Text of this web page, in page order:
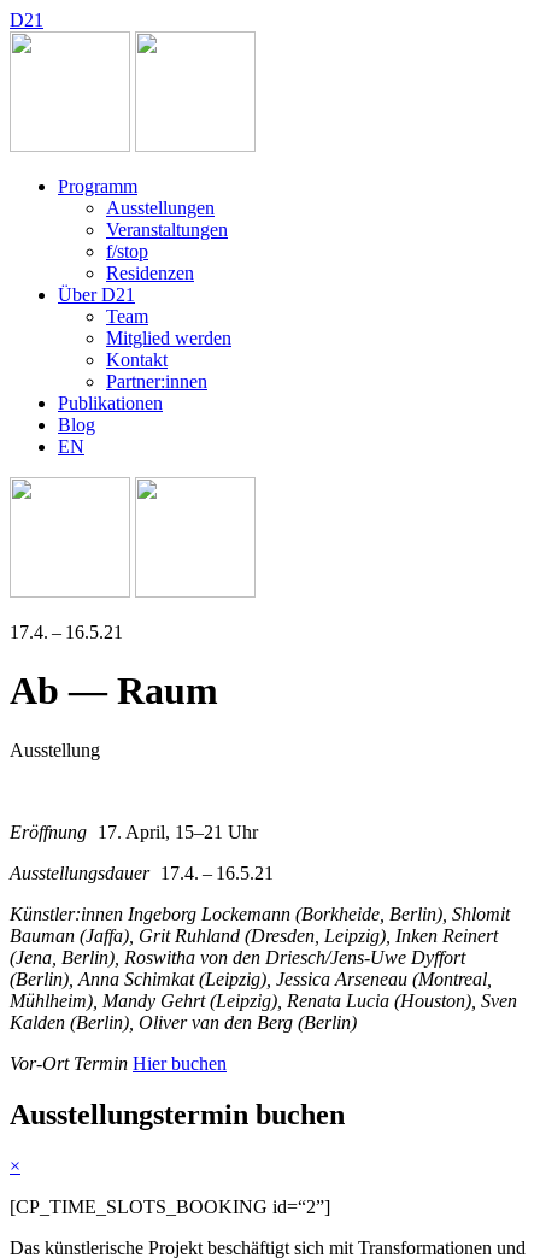
D21
Programm
Ausstellungen
Veranstaltungen
f/stop
Residenzen
Über D21
Team
Mitglied werden
Kontakt
Partner:innen
Publikationen
Blog
EN
17.4. – 16.5.21
Ab — Raum
Ausstellung
Eröffnung 17. April, 15–21 Uhr
Ausstellungsdauer 17.4. – 16.5.21
Künstler:innen Ingeborg Lockemann (Borkheide, Berlin), Shlomit
Bauman (Jaffa), Grit Ruhland (Dresden, Leipzig), Inken Reinert
(Jena, Berlin), Roswitha von den Driesch/Jens-Uwe Dyffort
(Berlin), Anna Schimkat (Leipzig), Jessica Arseneau (Montreal,
Mühlheim), Mandy Gehrt (Leipzig), Renata Lucia (Houston), Sven
Kalden (Berlin), Oliver van den Berg (Berlin)
Vor-Ort Termin Hier buchen
Ausstellungstermin buchen
×
[CP_TIME_SLOTS_BOOKING id=“2”]
Das künst­le­ri­sche Projekt beschäf­tigt sich mit Transformationen und